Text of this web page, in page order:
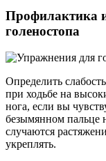
Профилактика
голеностопа
Определить
при ходьбе на
нога, если вы
безымянном пальце
случаются
укреплять.